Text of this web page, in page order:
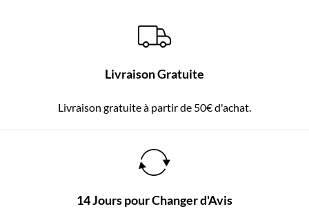
Livraison Gratuite
Livraison gratuite à partir de 50€ d'achat.
14 Jours pour Changer d'Avis